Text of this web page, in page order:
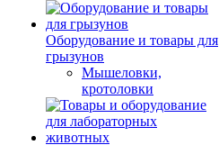
Оборудование и товары для
грызунов
Мышеловки,
кротоловки